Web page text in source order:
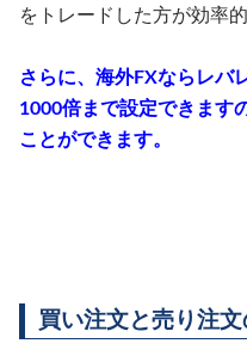
をトレードした方が効率
さらに、海外FXならレバ
1000倍まで設定できます
ことができます。
買い注文と売り注